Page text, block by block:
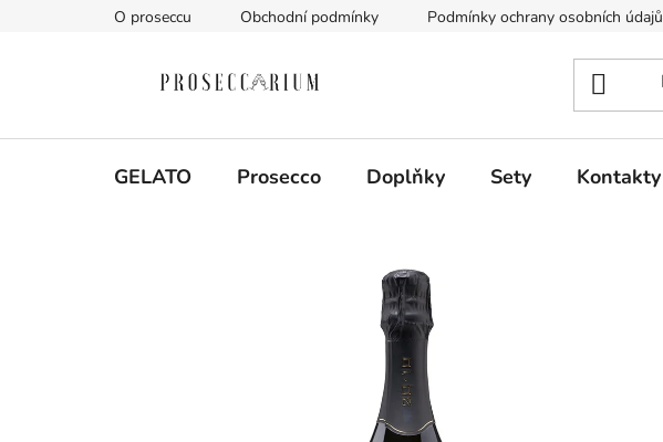
O proseccu Obchodní podmínky Podmínky ochrany osobních údajů
GELATO Prosecco Doplňky Sety Kontakty